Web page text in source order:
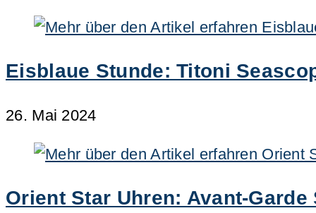
Eisblaue Stunde: Titoni
26. Mai 2024
Orient Star Uhren: Avant-